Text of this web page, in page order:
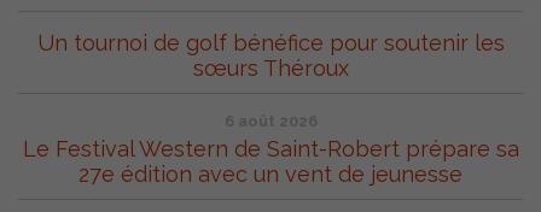
Un tournoi de golf bénéfice pour soutenir les
sœurs Théroux
6 août 2026
Le Festival Western de Saint-Robert prépare sa
27e édition avec un vent de jeunesse